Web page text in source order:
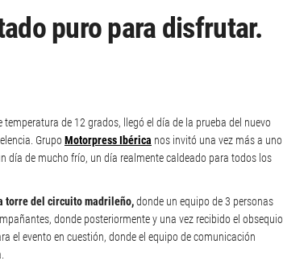
puro para disfrutar.
de 12 grados, llegó el día de la prueba del nuevo
Grupo Motorpress Ibérica nos invitó una vez más a uno
día de mucho frío, un día realmente caldeado para todos los
torre del circuito madrileño,donde un equipo de 3 personas
donde posteriormente y una vez recibido el obsequio
el evento en cuestión, donde el equipo de comunicación